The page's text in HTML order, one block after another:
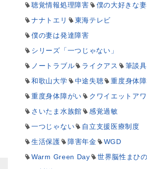
聴覚情報処理障害
僕の大好きな妻
ナナトエリ
東海テレビ
僕の妻は発達障害
シリーズ「一つじゃない」
ノートラブル
ライクアス
筆談具
和歌山大学
中途失聴
重度身体
重度身体障がい
クワイエットア
さいたま水族館
感覚過敏
一つじゃない
自立支援医療制度
生活保護
障害年金
WGD
Warm Green Day
世界脳性まひ